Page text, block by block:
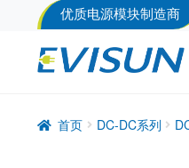
优质电源模块制造商
首页 DC-DC系列